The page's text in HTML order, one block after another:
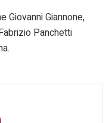
Giovanni Giannone,
Panchetti